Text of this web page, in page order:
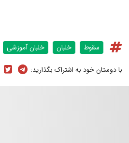
سقوط خلبان خلبان آموزشی
با دوستان خود به اشتراک بگذارید: